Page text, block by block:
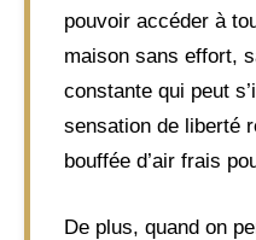
pouvoir accéder à
maison sans effort,
constante qui peut
sensation de liberté
bouffée d’air frais
De plus, quand on